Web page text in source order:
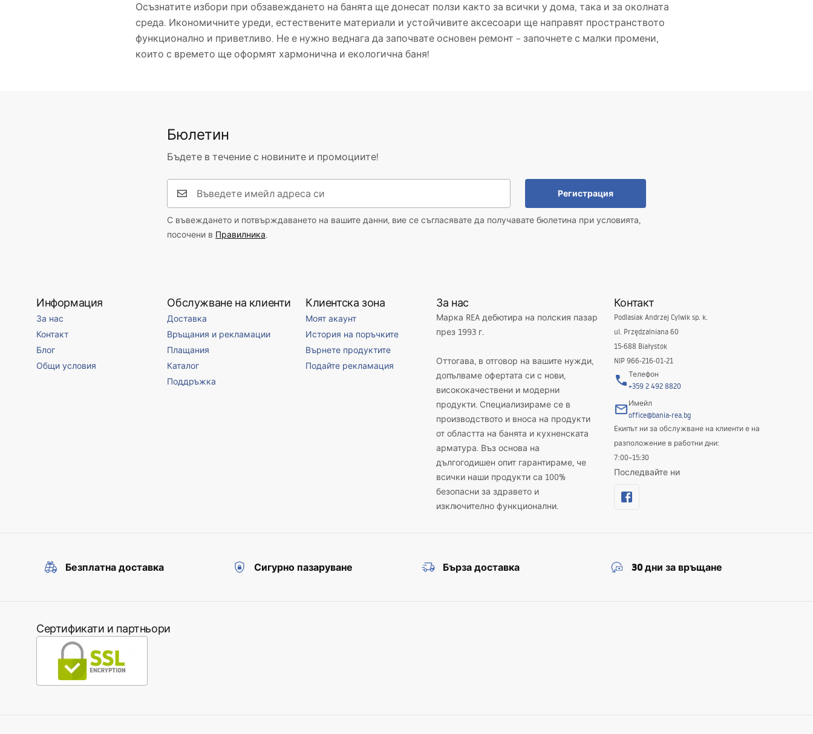
Осъзнатите избори при обзавеждането на банята ще донесат ползи както за всички у дома, така и за околната
среда. Икономичните уреди, естествените материали и устойчивите аксесоари ще направят пространството
функционално и приветливо. Не е нужно веднага да започвате основен ремонт – започнете с малки промени,
които с времето ще оформят хармонична и екологична баня!
Бюлетин
Бъдете в течение с новините и промоциите!
Регистрация
С въвеждането и потвърждаването на вашите данни, вие се съгласявате да получавате бюлетина при условията,
посочени в Правилника.
Информация
За нас
Контакт
Блог
Общи условия
Обслужване на клиенти
Доставка
Връщания и рекламации
Плащания
Каталог
Поддръжка
Клиентска зона
Моят акаунт
История на поръчките
Върнете продуктите
Подайте рекламация
За нас
Марка REA дебютира на полския пазар
през 1993 г.
Оттогава, в отговор на вашите нужди,
допълваме офертата си с нови,
висококачествени и модерни
продукти. Специализираме се в
производството и вноса на продукти
от областта на банята и кухненската
арматура. Въз основа на
дългогодишен опит гарантираме, че
всички наши продукти са 100%
безопасни за здравето и
изключително функционални.
Контакт
Podlasiak Andrzej Cylwik sp. k.
ul. Przędzalniana 60
15-688 Białystok
NIP 966-216-01-21
Телефон
+359 2 492 8820
Имейл
office@bania-rea.bg
Екипът ни за обслужване на клиенти е на
разположение в работни дни:
7:00–15:30
Последвайте ни
Безплатна доставка Сигурно пазаруване Бърза доставка 30 дни за връщане
Сертификати и партньори